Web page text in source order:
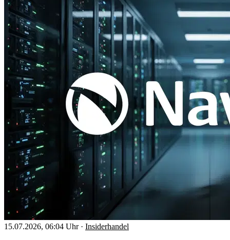
15.07.2026, 06:04 Uhr · Insiderhandel